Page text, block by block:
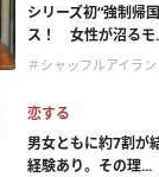
シリーズ初“強制帰
ス！ 女性が沼るモ
＃シャッフルアイラ
恋する
男女ともに約7割が
経験あり。その理...